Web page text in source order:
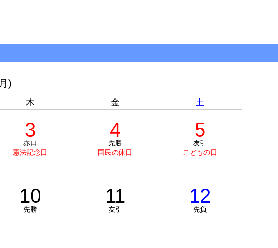
)
木 金 土
3
赤口
憲法記念日
4
先勝
国民の休日
5
友引
こどもの日
10
先勝
11
友引
12
先負